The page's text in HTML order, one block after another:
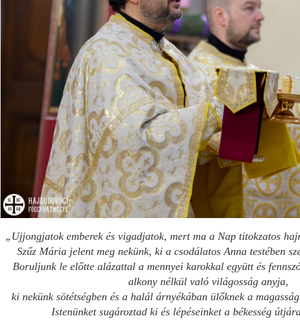
„Ujjongjatok emberek és vigadjatok, mert ma a Nap titokzatos
Szűz Mária jelent meg nekünk, ki a csodálatos Anna testében
Boruljunk le előtte alázattal a mennyei karokkal együtt és
alkony nélkül való világosság anyja,
ki nekünk sötétségben és a halál árnyékában ülőknek a
Istenünket sugároztad ki és lépéseinket a békesség